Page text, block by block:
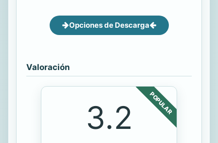
Opciones de Descarga
Valoración
POPULAR
3.2